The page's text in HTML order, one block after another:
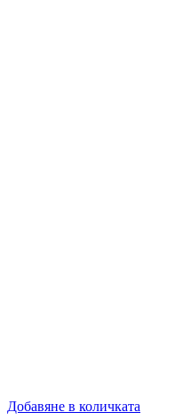
Добавяне в количката